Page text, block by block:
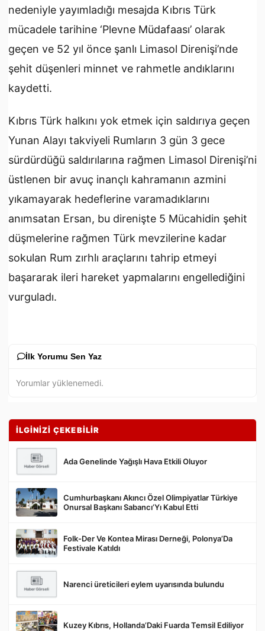
nedeniyle yayımladığı mesajda Kıbrıs Türk
mücadele tarihine ‘Plevne Müdafaası’ olarak
geçen ve 52 yıl önce şanlı Limasol Direnişi’nde
şehit düşenleri minnet ve rahmetle andıklarını
kaydetti.
Kıbrıs Türk halkını yok etmek için saldırıya geçen
Yunan Alayı takviyeli Rumların 3 gün 3 gece
sürdürdüğü saldırılarına rağmen Limasol Direnişi’ni
üstlenen bir avuç inançlı kahramanın azmini
yıkamayarak hedeflerine varamadıklarını
anımsatan Ersan, bu direnişte 5 Mücahidin şehit
düşmelerine rağmen Türk mevzilerine kadar
sokulan Rum zırhlı araçlarını tahrip etmeyi
başararak ileri hareket yapmalarını engellediğini
vurguladı.
İlk Yorumu Sen Yaz
Gönder
Yorumlar yüklenemedi.
İLGİNİZİ ÇEKEBİLİR
Ada Genelinde Yağışlı Hava Etkili Oluyor
Cumhurbaşkanı Akıncı Özel Olimpiyatlar Türkiye
Onursal Başkanı Sabancı’Yı Kabul Etti
Folk-Der Ve Kontea Mirası Derneği, Polonya’Da
Festivale Katıldı
Narenci üreticileri eylem uyarısında bulundu
Kuzey Kıbrıs, Hollanda’Daki Fuarda Temsil Ediliyor